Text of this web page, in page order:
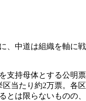
、中道は組織を軸に戦
支持母体とする公明票
当たり約2万票。各区
とは限らないものの、